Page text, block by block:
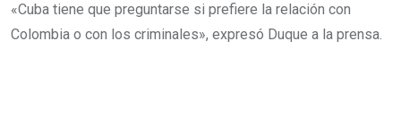
«Cuba tiene que preguntarse si prefiere la relación con
Colombia o con los criminales», expresó Duque a la prensa.